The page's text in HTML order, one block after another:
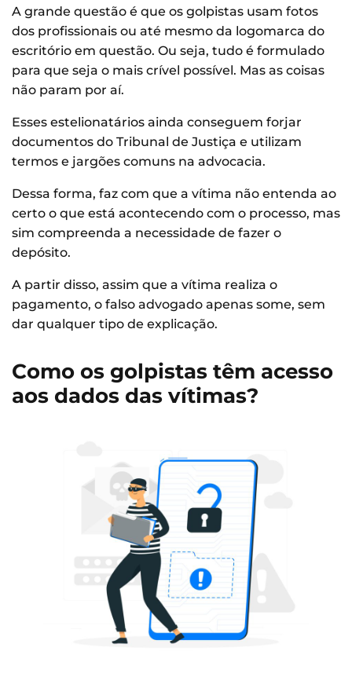
A grande questão é que os golpistas usam fotos
dos profissionais ou até mesmo da logomarca do
escritório em questão. Ou seja, tudo é formulado
para que seja o mais crível possível. Mas as coisas
não param por aí.
Esses estelionatários ainda conseguem forjar
documentos do Tribunal de Justiça e utilizam
termos e jargões comuns na advocacia.
Dessa forma, faz com que a vítima não entenda ao
certo o que está acontecendo com o processo, mas
sim compreenda a necessidade de fazer o
depósito.
A partir disso, assim que a vítima realiza o
pagamento, o falso advogado apenas some, sem
dar qualquer tipo de explicação.
Como os golpistas têm acesso
aos dados das vítimas?